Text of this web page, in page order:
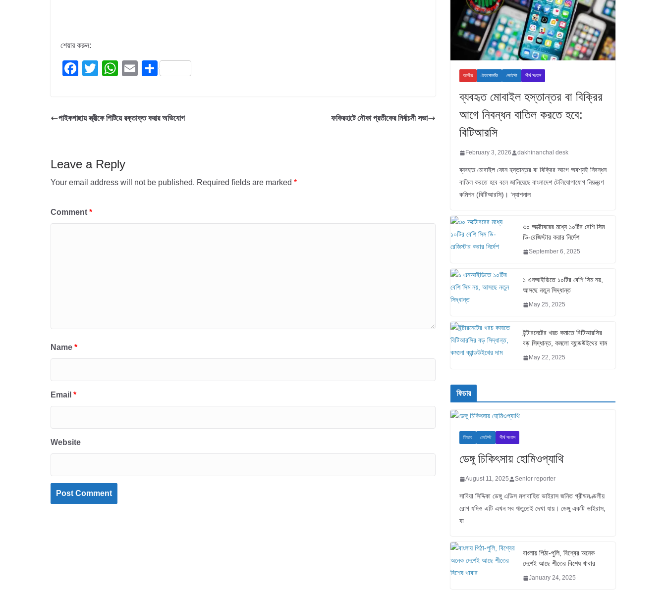
শেয়ার করুন:
F
e
o
k
T
er
W
s
p
E S
e
পাইকগাছায় স্ত্রীকে পিটিয়ে রক্তাক্ত করার অভিযোগ ফকিরহাটে নৌকা প্রতীকের নির্বাচনী সভা
Leave a Reply
Your email address will not be published. Required fields are marked *
Comment *
Name *
Email *
Website
জাতীয় টেকনোলজি লেটেস্ট শীর্ষ সংবাদ
ব্যবহৃত মোবাইল হস্তান্তর বা বিক্রির
আগে নিবন্ধন বাতিল করতে হবে:
বিটিআরসি
February 3, 2026 dakhinanchal desk
ব্যবহৃত মোবাইল ফোন হস্তান্তর বা বিক্রির আগে অবশ্যই নিবন্ধন
বাতিল করতে হবে বলে জানিয়েছে বাংলাদেশ টেলিযোগাযোগ নিয়ন্ত্রণ
কমিশন (বিটিআরসি)। ‘ন্যাশনাল
৩০ অক্টোবরের মধ্যে ১০টির বেশি সিম
ডি-রেজিস্টার করার নির্দেশ
September 6, 2025
১ এনআইডিতে ১০টির বেশি সিম নয়,
আসছে নতুন সিদ্ধান্ত
May 25, 2025
ইন্টারনেটের খরচ কমাতে বিটিআরসির
বড় সিদ্ধান্ত, কমলো ব্যান্ডউইথের দাম
May 22, 2025
ফিচার
ফিচার লেটেস্ট শীর্ষ সংবাদ
ডেঙ্গু চিকিৎসায় হোমিওপ্যাথি
August 11, 2025 Senior reporter
সাবিয়া সিদ্দিকা ডেঙ্গু এডিস মশাবাহিত ভাইরাস জনিত গ্রীষ্মমণ্ডলীয়
রোগ যদিও এটি এখন সব ঋতুতেই দেখা যায়। ডেঙ্গু একটি ভাইরাস,
যা
বাংলায় পিঠা-পুলি, বিশ্বের অনেক
দেশেই আছে শীতের বিশেষ খাবার
January 24, 2025